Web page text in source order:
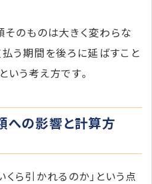
そのものは大きく変わらな
払う期間を後ろに延ばすこと
う考え方です。
への影響と計算方
ら引かれるのか」という点